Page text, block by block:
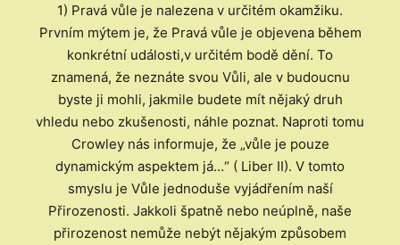
1) Pravá vůle je nalezena v určitém okamžiku.
Prvním mýtem je, že Pravá vůle je objevena během
konkrétní události,v určitém bodě dění. To
znamená, že neznáte svou Vůli, ale v budoucnu
byste ji mohli, jakmile budete mít nějaký druh
vhledu nebo zkušenosti, náhle poznat. Naproti tomu
Crowley nás informuje, že „vůle je pouze
dynamickým aspektem já…“ ( Liber II). V tomto
smyslu je Vůle jednoduše vyjádřením naší
Přirozenosti. Jakkoli špatně nebo neúplně, naše
přirozenost nemůže nebýt nějakým způsobem